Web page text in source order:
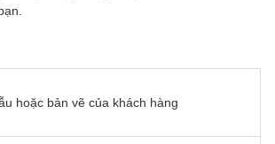
hoặc bản vẽ của khách hàng